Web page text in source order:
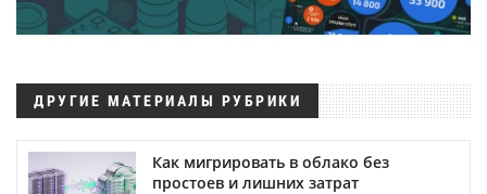
ДРУГИЕ МАТЕРИАЛЫ РУБРИКИ
Как мигрировать в облако без
простоев и лишних затрат